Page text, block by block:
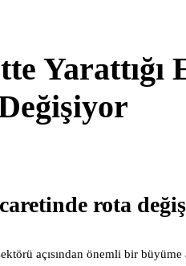
rota
açısından önemli bir